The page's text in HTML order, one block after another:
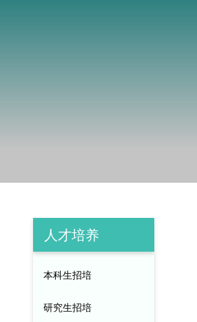
人才培养
本科生招培
研究生招培